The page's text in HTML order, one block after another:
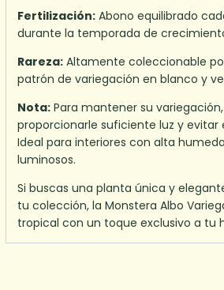
Fertilización: Abono equilibrado
durante la temporada de
Rareza: Altamente coleccionable
patrón de variegación en blanco y
Nota: Para mantener su
proporcionarle suficiente luz y evitar
Ideal para interiores con alta
luminosos.
Si buscas una planta única y
tu colección, la Monstera Albo
tropical con un toque exclusivo a tu